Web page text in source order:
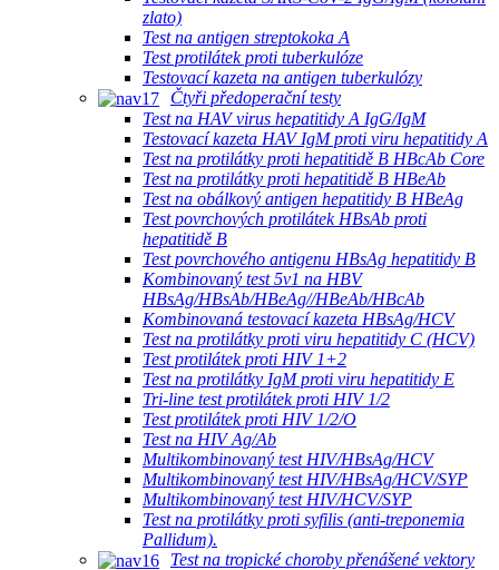
zlato)
Test na antigen streptokoka A
Test protilátek proti tuberkulóze
Testovací kazeta na antigen tuberkulózy
Čtyři předoperační testy
Test na HAV virus hepatitidy A IgG/IgM
Testovací kazeta HAV IgM proti viru hepatitidy A
Test na protilátky proti hepatitidě B HBcAb Core
Test na protilátky proti hepatitidě B HBeAb
Test na obálkový antigen hepatitidy B HBeAg
Test povrchových protilátek HBsAb proti
hepatitidě B
Test povrchového antigenu HBsAg hepatitidy B
Kombinovaný test 5v1 na HBV
HBsAg/HBsAb/HBeAg//HBeAb/HBcAb
Kombinovaná testovací kazeta HBsAg/HCV
Test na protilátky proti viru hepatitidy C (HCV)
Test protilátek proti HIV 1+2
Test na protilátky IgM proti viru hepatitidy E
Tri-line test protilátek proti HIV 1/2
Test protilátek proti HIV 1/2/O
Test na HIV Ag/Ab
Multikombinovaný test HIV/HBsAg/HCV
Multikombinovaný test HIV/HBsAg/HCV/SYP
Multikombinovaný test HIV/HCV/SYP
Test na protilátky proti syfilis (anti-treponemia
Pallidum).
Test na tropické choroby přenášené vektory